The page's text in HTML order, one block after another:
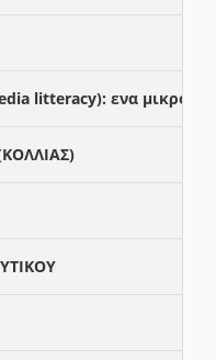
litteracy): ενα μικρο